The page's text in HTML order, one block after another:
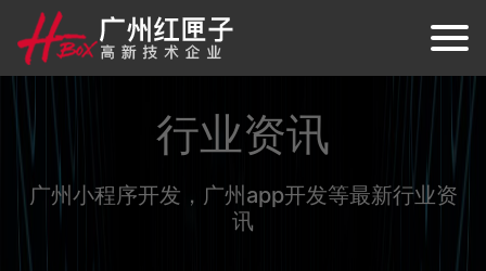
行业资讯
广州小程序开发，广州app开发等最新行业资
讯